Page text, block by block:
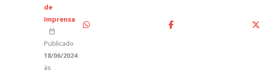
de
Imprensa
Publicado
18/06/2024
às